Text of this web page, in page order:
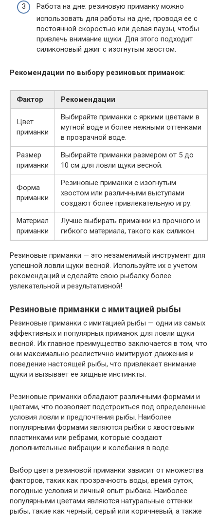
Работа на дне: резиновую приманку можно
использовать для работы на дне, проводя ее с
постоянной скоростью или делая паузы, чтобы
привлечь внимание щуки. Для этого подходит
силиконовый джиг с изогнутым хвостом.
Рекомендации по выбору резиновых приманок:
Фактор Рекомендации
Цвет
приманки
Выбирайте приманки с яркими цветами в
мутной воде и более нежными оттенками
в прозрачной воде.
Размер
приманки
Выбирайте приманки размером от 5 до
10 см для ловли щуки весной.
Форма
приманки
Резиновые приманки с изогнутым
хвостом или различными выступами
создают более привлекательную игру.
Материал
приманки
Лучше выбирать приманки из прочного и
гибкого материала, такого как силикон.
Резиновые приманки — это незаменимый инструмент для
успешной ловли щуки весной. Используйте их с учетом
рекомендаций и сделайте свою рыбалку более
увлекательной и результативной!
Резиновые приманки с имитацией рыбы
Резиновые приманки с имитацией рыбы — одни из самых
эффективных и популярных приманок для ловли щуки
весной. Их главное преимущество заключается в том, что
они максимально реалистично имитируют движения и
поведение настоящей рыбы, что привлекает внимание
щуки и вызывает ее хищные инстинкты.
Резиновые приманки обладают различными формами и
цветами, что позволяет подстроиться под определенные
условия ловли и предпочтения рыбы. Наиболее
популярными формами являются рыбки с хвостовыми
пластинками или ребрами, которые создают
дополнительные вибрации и колебания в воде.
Выбор цвета резиновой приманки зависит от множества
факторов, таких как прозрачность воды, время суток,
погодные условия и личный опыт рыбака. Наиболее
популярными цветами являются натуральные оттенки
рыбы, такие как черный, серый или коричневый, а также